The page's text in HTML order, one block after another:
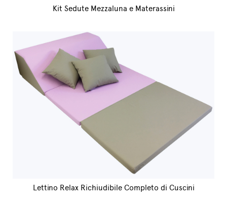
Kit Sedute Mezzaluna e Materassini
Lettino Relax Richiudibile Completo di Cuscini